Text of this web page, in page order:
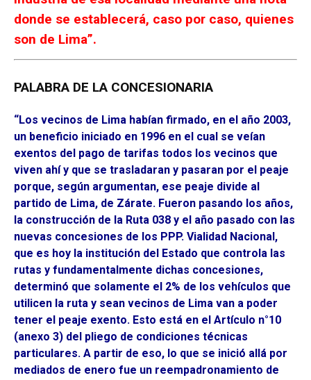
donde se establecerá, caso por caso, quienes
son de Lima”.
PALABRA DE LA CONCESIONARIA
“Los vecinos de Lima habían firmado, en el año 2003,
un beneficio iniciado en 1996 en el cual se veían
exentos del pago de tarifas todos los vecinos que
viven ahí y que se trasladaran y pasaran por el peaje
porque, según argumentan, ese peaje divide al
partido de Lima, de Zárate. Fueron pasando los años,
la construcción de la Ruta 038 y el año pasado con las
nuevas concesiones de los PPP. Vialidad Nacional,
que es hoy la institución del Estado que controla las
rutas y fundamentalmente dichas concesiones,
determinó que solamente el 2% de los vehículos que
utilicen la ruta y sean vecinos de Lima van a poder
tener el peaje exento. Esto está en el Artículo n°10
(anexo 3) del pliego de condiciones técnicas
particulares. A partir de eso, lo que se inició allá por
mediados de enero fue un reempadronamiento de